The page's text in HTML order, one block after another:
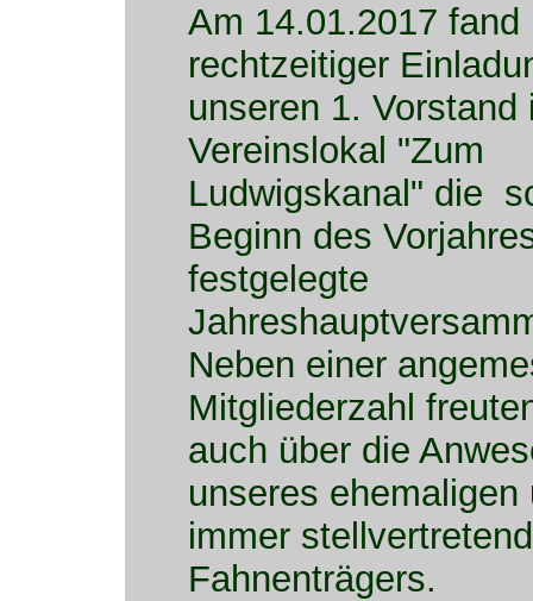
Am 14.01.2017 fand
rechtzeitiger
unseren 1. Vorstand
Vereinslokal "Zum
Ludwigskanal" die
Beginn des
festgelegte
Neben einer
Mitgliederzahl
auch über die
unseres ehemaligen
immer
Fahnenträgers.